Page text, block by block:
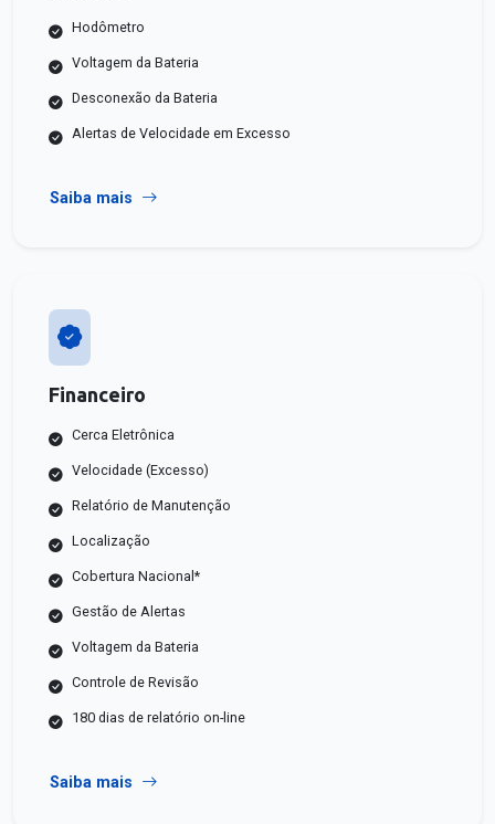
Hodômetro
Voltagem da Bateria
Desconexão da Bateria
Alertas de Velocidade em Excesso
Saiba mais
Financeiro
Cerca Eletrônica
Velocidade (Excesso)
Relatório de Manutenção
Localização
Cobertura Nacional*
Gestão de Alertas
Voltagem da Bateria
Controle de Revisão
180 dias de relatório on-line
Saiba mais